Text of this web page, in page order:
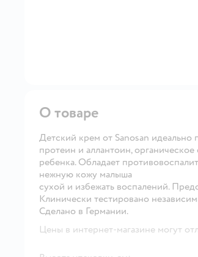
О товаре
Детский крем от Sanosan
протеин и аллантоин,
ребенка. Обладает
нежную кожу малыша
сухой и избежать воспалений.
Клинически тестировано
Сделано в Германии.
Цены в интернет-магазине могут